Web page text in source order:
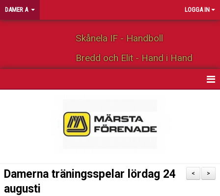
DAMER A LOGGA IN
Skånela IF - Handboll
Bredd och Elit - Hand i Hand
>
<
Damerna träningsspelar lördag 24
augusti